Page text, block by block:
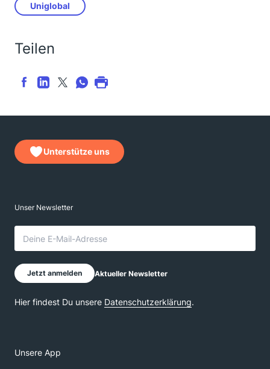
Uniglobal
Teilen
Unterstütze uns
Unsere App